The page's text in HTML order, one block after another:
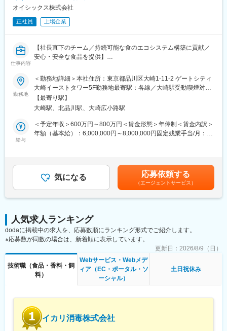
変更の範囲：会社の定める業務
・単に美味しいレシピを作るだけでなく、顧客体験と収益性を両
立させたメニュー戦略を設計し、他社アライアンスや高難度プロ
ジェクトを成功へと導く、食のクリエイティブ・リーダーシップ
が求められます。
■歓迎条件：
・栄養学の知識がある方、栄養士、管理栄養士、インフルエンサ
・販売する商品の名前や訴求を作ったり、ECサイトのページを考
えたことがある方
・ベンチャー会社での就業経験や新サービス立ち上げに携わった
ことがある方
・他社とのコラボ・アライアンス経験
過去にやったことがないことも多くなるため、課題や問題がでて
きたときは、すばやく特定したり、解決方法を洗い出しながら、
突破していく力も必要となります。
リストを育成することもお願いしています。マネージャーや管理
職でなくても、後輩の育成に携わってきた経験がある方は向いて
います。
変更の範囲：会社の定める業務
オイシックス株式会社
正社員 上場企業
仕事内容
【社長直下のチーム／持続可能な食のエコシステム構築に貢献／
安心・安全な食品を提供】
■業務概要：
・女性多数活躍。オイシックス・ラ・大地のブランドで「食のク
リエイティブで、事業の未来をデザインする」
■業務内容：
・新サービス、新商品の企画立案およびメニュー要件設計
・メニューやレシピの開発（要件定義、原価計算、メニュー名や
■ミッション：
・社長直下のチームにおいて、5年、10年先を見据えた新サービ
ら、経営レイヤーと共に各ブランドのビジョンを具現化していた
だきます。
・オイシックス・ラ・大地のレシピ開発メンバーは、各ブランド
やチームにそれぞれ属していますが、レシピ力を底上げてしてい
くために、横ぐしで知見を共有したり、勉強したり研究したりす
る「レシピ委員会」の立ち上げを予定しており、その委員長とし
また、日々レビューやレシピ開発作りのときに起こる課題や相談
事など、メンバーのマネジメントや育成もお願いします。
勤務地
＜勤務地詳細＞本社住所：東京都品川区大崎1-11-2 ゲートシティ
大崎イーストタワー5F勤務地最寄駅：各線／大崎駅受動喫煙対
策：屋内全面禁煙変更の範囲：会社の定める事業所（リモートワ
ーク含む）
【最寄り駅】
大崎駅、北品川駅、大崎広小路駅
給与
＜予定年収＞600万円～800万円＜賃金形態＞年俸制＜賃金内訳＞
年額（基本給）：6,000,000円～8,000,000円固定残業手当/月：
給与補足＞※給与は前職考慮の上、経験・スキルに応じて決定しま
す。■昇給：有賃金はあくまでも目安の金額であり、選考を通じて
上下する可能性があります。月給(月額)は固定手当を含めた表記で
す。
気になる 応募依頼する
（エージェントサービス）
人気求人ランキング
dodaに掲載中の求人を、応募数順にランキング形式でご紹介します。
※応募数が同数の場合は、新着順に表示しています。
更新日： 2026/8/9（日）
技術職（食品・香料・飼
料）
Webサービス・Webメデ
ィア（EC・ポータル・ソ
ーシャル）
土日祝休み
イカリ消毒株式会社